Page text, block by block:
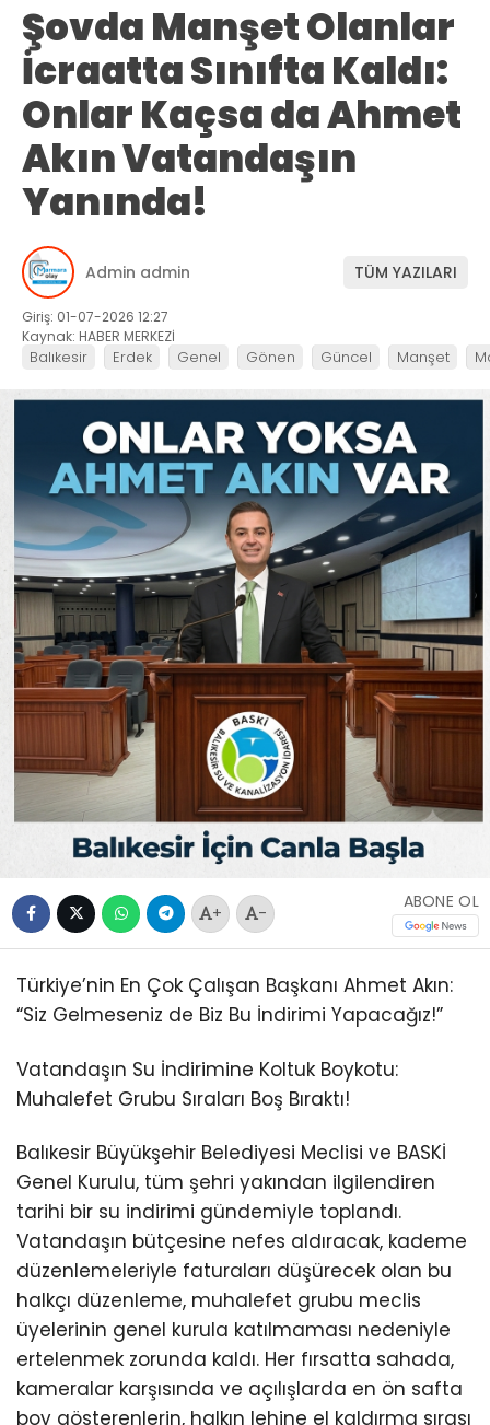
Şovda Manşet Olanlar
İcraatta Sınıfta Kaldı:
Onlar Kaçsa da Ahmet
Akın Vatandaşın
Yanında!
Admin admin TÜM YAZILARI
Giriş: 01-07-2026 12:27
Kaynak: HABER MERKEZİ
Balıkesir Erdek Genel Gönen Güncel Manşet
+ -
ABONE OL
Türkiye’nin En Çok Çalışan Başkanı Ahmet Akın:
“Siz Gelmeseniz de Biz Bu İndirimi Yapacağız!”
Vatandaşın Su İndirimine Koltuk Boykotu:
Muhalefet Grubu Sıraları Boş Bıraktı!
Balıkesir Büyükşehir Belediyesi Meclisi ve BASKİ
Genel Kurulu, tüm şehri yakından ilgilendiren
tarihi bir su indirimi gündemiyle toplandı.
Vatandaşın bütçesine nefes aldıracak, kademe
düzenlemeleriyle faturaları düşürecek olan bu
halkçı düzenleme, muhalefet grubu meclis
üyelerinin genel kurula katılmaması nedeniyle
ertelenmek zorunda kaldı. Her fırsatta sahada,
kameralar karşısında ve açılışlarda en ön safta
boy gösterenlerin, halkın lehine el kaldırma sırası